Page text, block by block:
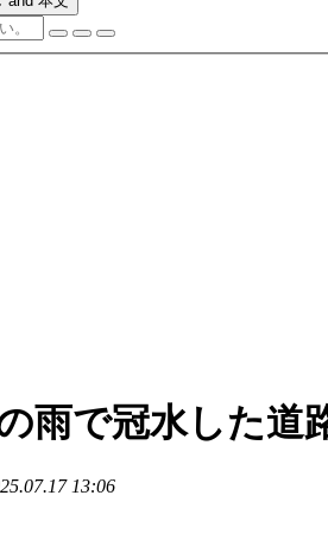
雨で冠水した道
13:06